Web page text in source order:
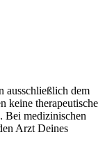
ausschließlich dem
keine therapeutische
Bei medizinischen
Arzt Deines